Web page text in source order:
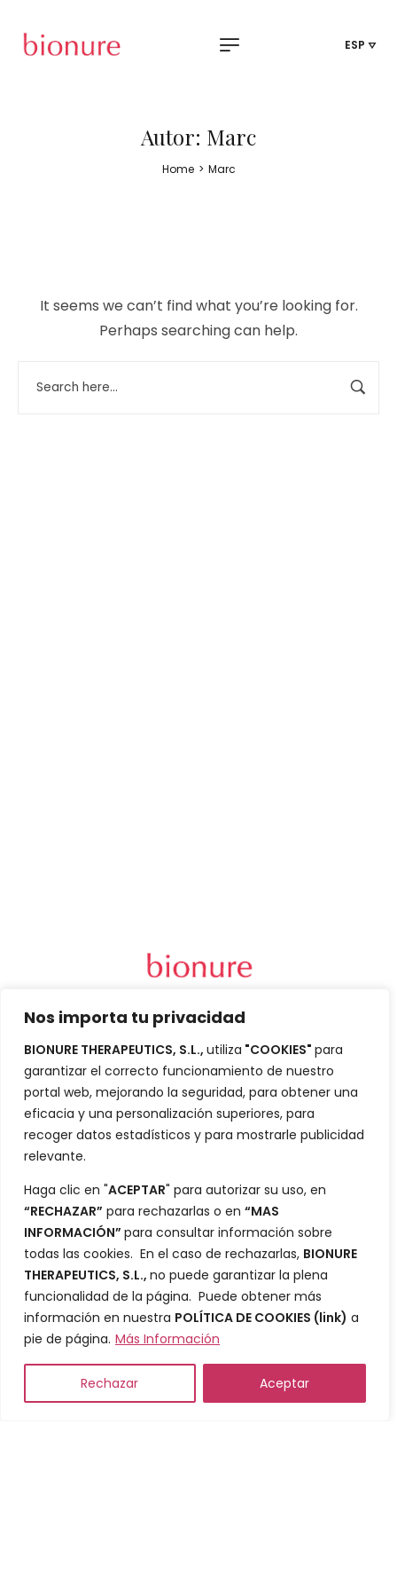
Nos importa tu privacidad
BIONURE THERAPEUTICS, S.L., utiliza "COOKIES" para
garantizar el correcto funcionamiento de nuestro
portal web, mejorando la seguridad, para obtener una
eficacia y una personalización superiores, para
recoger datos estadísticos y para mostrarle publicidad
relevante.
Haga clic en "ACEPTAR" para autorizar su uso, en
“RECHAZAR” para rechazarlas o en “MAS
INFORMACIÓN” para consultar información sobre
todas las cookies. En el caso de rechazarlas, BIONURE
THERAPEUTICS, S.L., no puede garantizar la plena
funcionalidad de la página. Puede obtener más
información en nuestra POLÍTICA DE COOKIES (link) a
pie de página. Más Información
Rechazar Aceptar
ESP
Autor: Marc
Home > Marc
It seems we can’t find what you’re looking for.
Perhaps searching can help.
Carrer Sant Joan
de Malta, 145
08018 – Barcelona
Desarrollo
Datos
Compañia
Sobre Nosotros
Inversores
Portafolio
Blog
Contacto